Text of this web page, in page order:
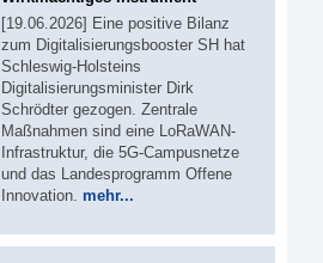
[19.06.2026] Eine positive Bilanz
zum Digitalisierungsbooster SH hat
Schleswig-Holsteins
Digitalisierungsminister Dirk
Schrödter gezogen. Zentrale
Maßnahmen sind eine LoRaWAN-
Infrastruktur, die 5G-Campusnetze
und das Landesprogramm Offene
Innovation. mehr...